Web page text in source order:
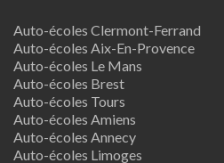
Auto-écoles Clermont-Ferrand
Auto-écoles Aix-En-Provence
Auto-écoles Le Mans
Auto-écoles Brest
Auto-écoles Tours
Auto-écoles Amiens
Auto-écoles Annecy
Auto-écoles Limoges